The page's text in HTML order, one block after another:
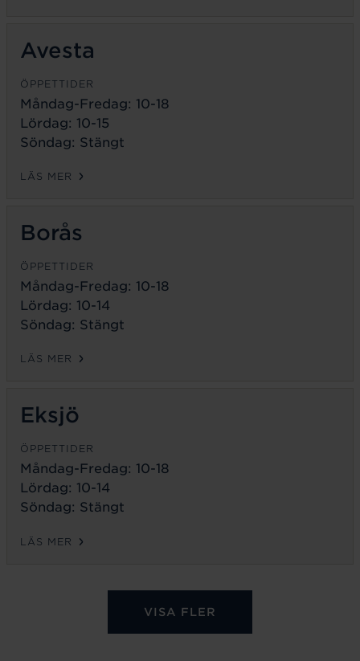
Avesta
ÖPPETTIDER
Måndag-Fredag: 10-18
Lördag: 10-15
Söndag: Stängt
LÄS MER
Borås
ÖPPETTIDER
Måndag-Fredag: 10-18
Lördag: 10-14
Söndag: Stängt
LÄS MER
Eksjö
ÖPPETTIDER
Måndag-Fredag: 10-18
Lördag: 10-14
Söndag: Stängt
LÄS MER
VISA FLER